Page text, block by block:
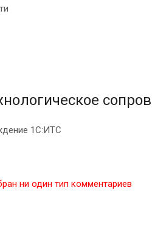
1С:ИТС
ни один тип комментариев